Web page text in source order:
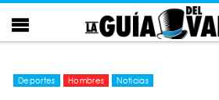
Deportes Hombres Noticias